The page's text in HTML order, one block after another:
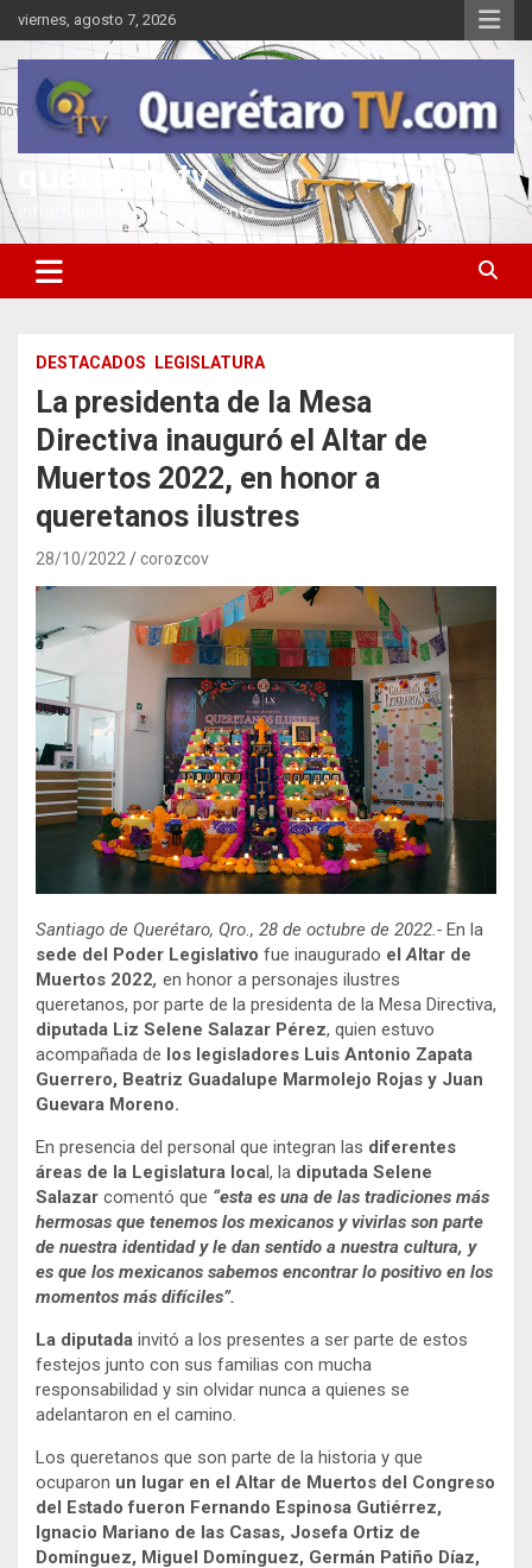
Saltar
al
contenido
viernes, agosto 7, 2026
queretarotv
Información y entretenimiento
DESTACADOS LEGISLATURA
La presidenta de la Mesa
Directiva inauguró el Altar de
Muertos 2022, en honor a
queretanos ilustres
28/10/2022 corozcov
Santiago de Querétaro, Qro., 28 de octubre de 2022.- En la
sede del Poder Legislativo fue inaugurado el Altar de
Muertos 2022, en honor a personajes ilustres
queretanos, por parte de la presidenta de la Mesa Directiva,
diputada Liz Selene Salazar Pérez, quien estuvo
acompañada de los legisladores Luis Antonio Zapata
Guerrero, Beatriz Guadalupe Marmolejo Rojas y Juan
Guevara Moreno.
En presencia del personal que integran las diferentes
áreas de la Legislatura local, la diputada Selene
Salazar comentó que “esta es una de las tradiciones más
hermosas que tenemos los mexicanos y vivirlas son parte
de nuestra identidad y le dan sentido a nuestra cultura, y
es que los mexicanos sabemos encontrar lo positivo en los
momentos más difíciles”.
La diputada invitó a los presentes a ser parte de estos
festejos junto con sus familias con mucha
responsabilidad y sin olvidar nunca a quienes se
adelantaron en el camino.
Los queretanos que son parte de la historia y que
ocuparon un lugar en el Altar de Muertos del Congreso
del Estado fueron Fernando Espinosa Gutiérrez,
Ignacio Mariano de las Casas, Josefa Ortiz de
Domínguez, Miguel Domínguez, Germán Patiño Díaz,